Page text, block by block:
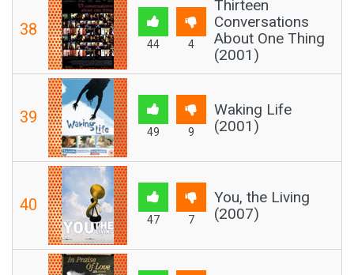
38
44 4
Thirteen
Conversations
About One Thing
(2001)
39
49 9
Waking Life
(2001)
40
47 7
You, the Living
(2007)